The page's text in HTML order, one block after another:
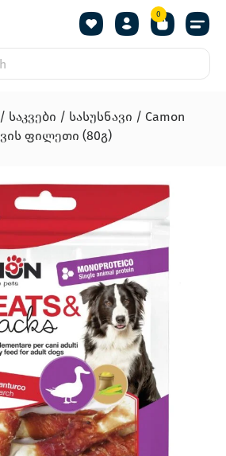
0
/ საკვები / სასუსნავი / Camon
ფილეთი (80გ)